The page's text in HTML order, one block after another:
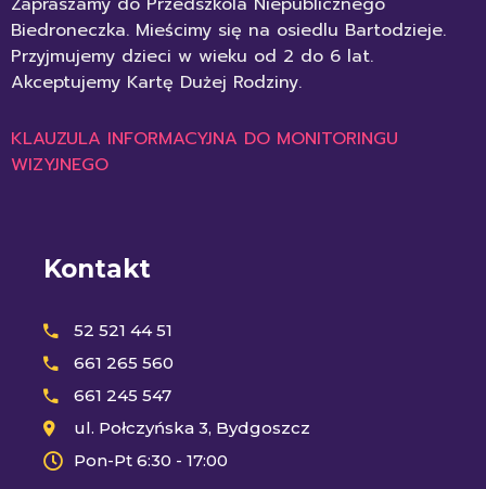
Biedroneczka. Mieścimy się na osiedlu Bartodzieje.
Przyjmujemy dzieci w wieku od 2 do 6 lat.
Akceptujemy Kartę Dużej Rodziny.
KLAUZULA INFORMACYJNA DO MONITORINGU
WIZYJNEGO
Kontakt
52 521 44 51
661 265 560
661 245 547
ul. Połczyńska 3, Bydgoszcz
Pon-Pt 6:30 - 17:00